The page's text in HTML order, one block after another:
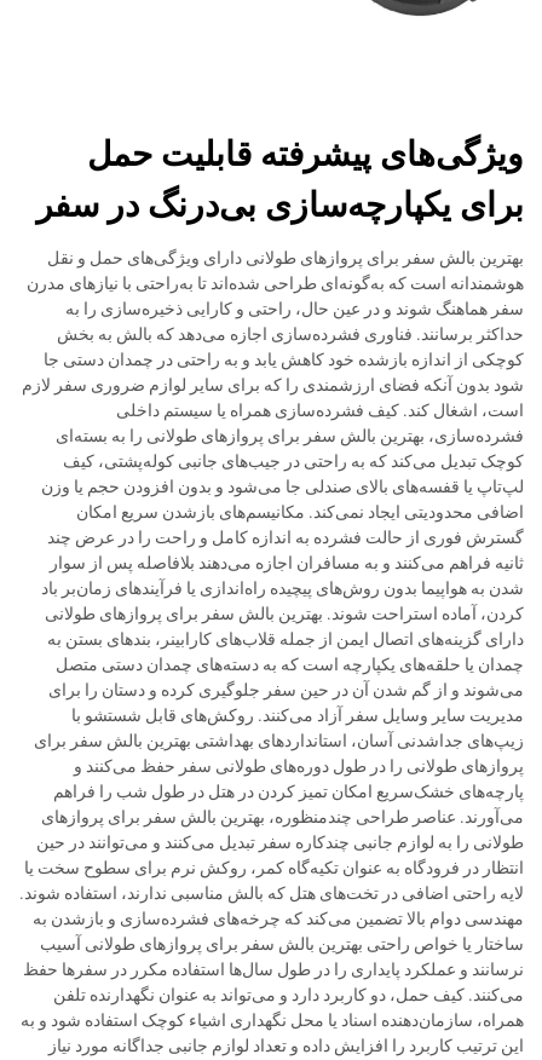
ویژگی‌های پیشرفته قابلیت حمل
برای یکپارچه‌سازی بی‌درنگ در سفر
بهترین بالش سفر برای پروازهای طولانی دارای ویژگی‌های حمل و نقل
هوشمندانه است که به‌گونه‌ای طراحی شده‌اند تا به‌راحتی با نیازهای مدرن
سفر هماهنگ شوند و در عین حال، راحتی و کارایی ذخیره‌سازی را به
حداکثر برسانند. فناوری فشرده‌سازی اجازه می‌دهد که بالش به بخش
کوچکی از اندازه بازشده خود کاهش یابد و به راحتی در چمدان دستی جا
شود بدون آنکه فضای ارزشمندی را که برای سایر لوازم ضروری سفر لازم
است، اشغال کند. کیف فشرده‌سازی همراه یا سیستم داخلی
فشرده‌سازی، بهترین بالش سفر برای پروازهای طولانی را به بسته‌ای
کوچک تبدیل می‌کند که به راحتی در جیب‌های جانبی کوله‌پشتی، کیف
لپ‌تاپ یا قفسه‌های بالای صندلی جا می‌شود و بدون افزودن حجم یا وزن
اضافی محدودیتی ایجاد نمی‌کند. مکانیسم‌های بازشدن سریع امکان
گسترش فوری از حالت فشرده به اندازه کامل و راحت را در عرض چند
ثانیه فراهم می‌کنند و به مسافران اجازه می‌دهند بلافاصله پس از سوار
شدن به هواپیما بدون روش‌های پیچیده راه‌اندازی یا فرآیندهای زمان‌بر باد
کردن، آماده استراحت شوند. بهترین بالش سفر برای پروازهای طولانی
دارای گزینه‌های اتصال ایمن از جمله قلاب‌های کارابینر، بند‌های بستن به
چمدان یا حلقه‌های یکپارچه است که به دسته‌های چمدان دستی متصل
می‌شوند و از گم شدن آن در حین سفر جلوگیری کرده و دستان را برای
مدیریت سایر وسایل سفر آزاد می‌کنند. روکش‌های قابل شستشو با
زیپ‌های جداشدنی آسان، استانداردهای بهداشتی بهترین بالش سفر برای
پروازهای طولانی را در طول دوره‌های طولانی سفر حفظ می‌کنند و
پارچه‌های خشک‌سریع امکان تمیز کردن در هتل در طول شب را فراهم
می‌آورند. عناصر طراحی چندمنظوره، بهترین بالش سفر برای پروازهای
طولانی را به لوازم جانبی چندکاره سفر تبدیل می‌کنند و می‌توانند در حین
انتظار در فرودگاه به عنوان تکیه‌گاه کمر، روکش نرم برای سطوح سخت یا
لایه راحتی اضافی در تخت‌های هتل که بالش مناسبی ندارند، استفاده شوند.
مهندسی دوام بالا تضمین می‌کند که چرخه‌های فشرده‌سازی و بازشدن به
ساختار یا خواص راحتی بهترین بالش سفر برای پروازهای طولانی آسیب
نرسانند و عملکرد پایداری را در طول سال‌ها استفاده مکرر در سفرها حفظ
می‌کنند. کیف حمل، دو کاربرد دارد و می‌تواند به عنوان نگهدارنده تلفن
همراه، سازمان‌دهنده اسناد یا محل نگهداری اشیاء کوچک استفاده شود و به
این ترتیب کاربرد را افزایش داده و تعداد لوازم جانبی جداگانه مورد نیاز